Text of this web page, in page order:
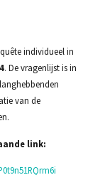
individueel in
. De vragenlijst is in
van de
link: